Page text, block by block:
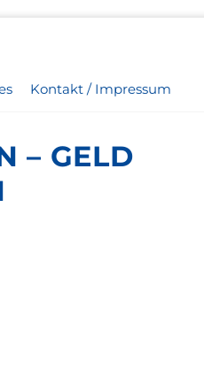
Kontakt / Impressum
– GELD